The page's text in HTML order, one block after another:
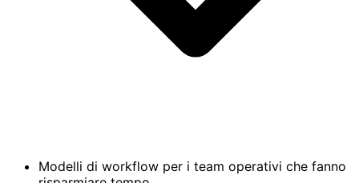
Modelli di workflow per i team operativi che fanno